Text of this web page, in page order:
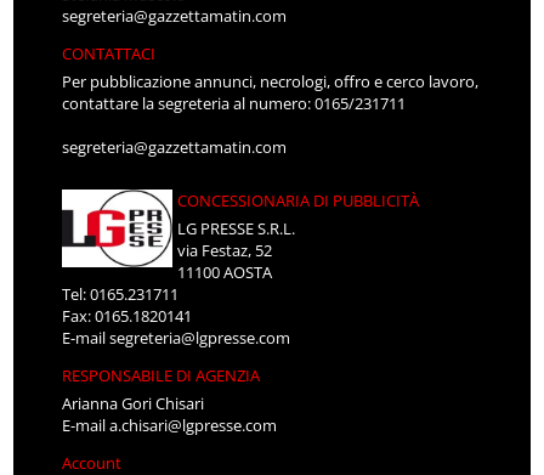
segreteria@gazzettamatin.com
CONTATTACI
Per pubblicazione annunci, necrologi, offro e cerco lavoro,
contattare la segreteria al numero: 0165/231711
segreteria@gazzettamatin.com
CONCESSIONARIA DI PUBBLICITÀ
LG PRESSE S.R.L.
via Festaz, 52
11100 AOSTA
Tel: 0165.231711
Fax: 0165.1820141
E-mailsegreteria@lgpresse.com
RESPONSABILE DI AGENZIA
Arianna Gori Chisari
E-maila.chisari@lgpresse.com
Account